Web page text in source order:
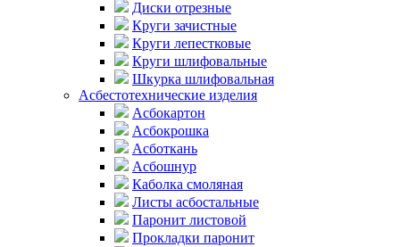
Диски отрезные
Круги зачистные
Круги лепестковые
Круги шлифовальные
Шкурка шлифовальная
Асбестотехнические изделия
Асбокартон
Асбокрошка
Асботкань
Асбошнур
Каболка смоляная
Листы асбостальные
Паронит листовой
Прокладки паронит